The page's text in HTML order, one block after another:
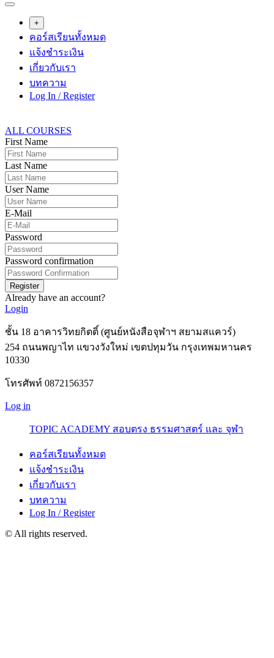
+
คอร์สเรียนทั้งหมด
แจ้งชำระเงิน
เกี่ยวกับเรา
บทความ
Log In / Register
ALL COURSES
First Name
Last Name
User Name
E-Mail
Password
Password confirmation
Register
Already have an account?
Login
ชั้น 18 อาคารวิทยกิตติ์ (ศูนย์หนังสือจุฬาฯ สยามสแควร์)
254 ถนนพญาไท แขวงวังใหม่ เขตปทุมวัน กรุงเทพมหานคร
10330
โทรศัพท์ 0872156357
Log in
TOPIC ACADEMY สอบตรง ธรรมศาสตร์ และ จุฬา
คอร์สเรียนทั้งหมด
แจ้งชำระเงิน
เกี่ยวกับเรา
บทความ
Log In / Register
© All rights reserved.